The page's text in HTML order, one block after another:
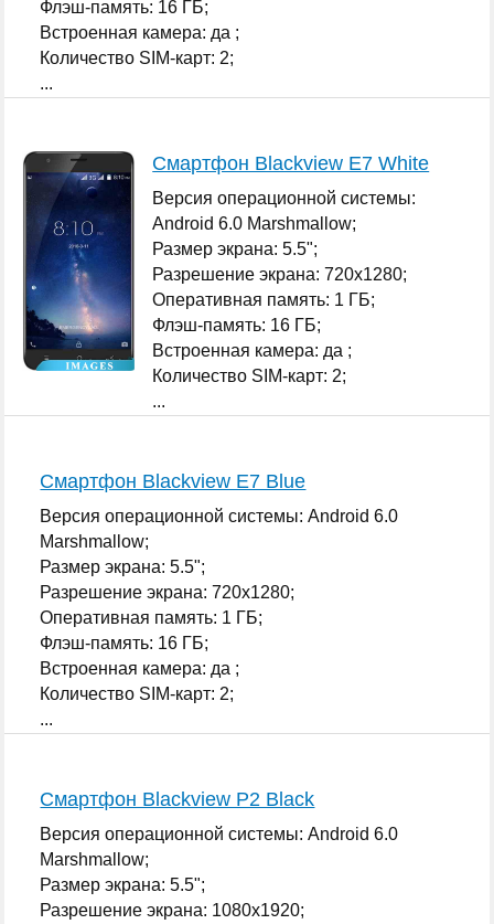
Флэш-память: 16 ГБ;
Встроенная камера: да ;
Количество SIM-карт: 2;
...
Смартфон Blackview E7 White
Версия операционной системы:
Android 6.0 Marshmallow;
Размер экрана: 5.5";
Разрешение экрана: 720x1280;
Оперативная память: 1 ГБ;
Флэш-память: 16 ГБ;
Встроенная камера: да ;
Количество SIM-карт: 2;
...
Смартфон Blackview E7 Blue
Версия операционной системы: Android 6.0
Marshmallow;
Размер экрана: 5.5";
Разрешение экрана: 720x1280;
Оперативная память: 1 ГБ;
Флэш-память: 16 ГБ;
Встроенная камера: да ;
Количество SIM-карт: 2;
...
Смартфон Blackview P2 Black
Версия операционной системы: Android 6.0
Marshmallow;
Размер экрана: 5.5";
Разрешение экрана: 1080x1920;